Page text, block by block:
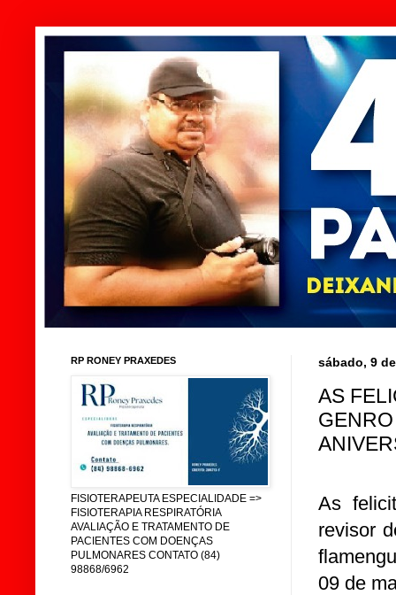
sábado, 9
AS
As
revisor
09 de
RP RONEY PRAXEDES
FISIOTERAPEUTA ESPECIALIDADE =>
FISIOTERAPIA RESPIRATÓRIA
AVALIAÇÃO E TRATAMENTO DE
PACIENTES COM DOENÇAS
PULMONARES CONTATO (84)
98868/6962